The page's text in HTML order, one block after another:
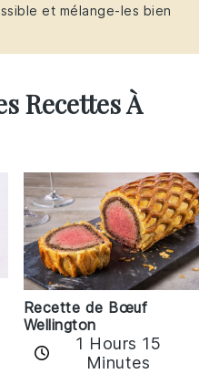
et mélange-les bien
Recettes À
Recette de Bœuf
Wellington
1 Hours 15
Minutes